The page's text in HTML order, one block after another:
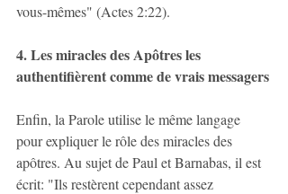
vous-mêmes" (Actes 2:22).
4. Les miracles des Apôtres les
authentifièrent comme de vrais messagers
Enfin, la Parole utilise le même langage
pour expliquer le rôle des miracles des
apôtres. Au sujet de Paul et Barnabas, il est
écrit: "Ils restèrent cependant assez